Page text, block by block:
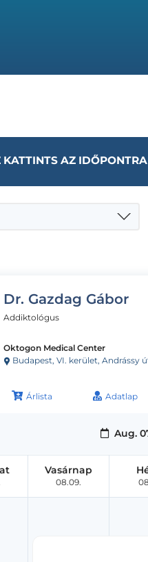
KATTINTS AZ IDŐPONTRA
Dr. Gazdag Gábor
Addiktológus
Oktogon Medical Center
Budapest, VI. kerület, Andrássy
Árlista Adatlap
Aug.
Vasárnap
08.09.